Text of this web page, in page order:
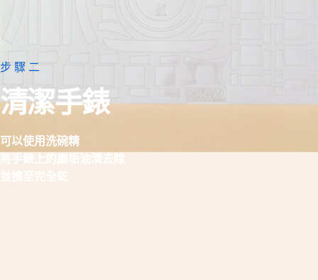
步驟二
清潔手錶
可以使用洗碗精
將手錶上的塵垢油漬去除
並擦至完全乾